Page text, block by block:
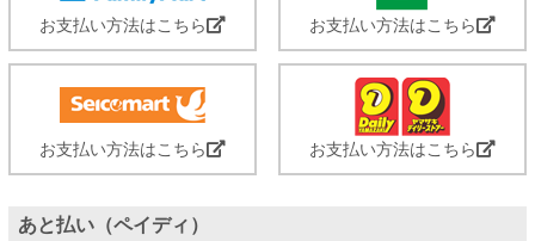
お支払い方法はこちら お支払い方法はこちら
お支払い方法はこちら お支払い方法はこちら
あと払い（ペイディ）